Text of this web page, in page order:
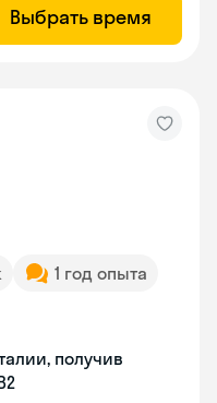
Выбрать время
1 год опыта
получив